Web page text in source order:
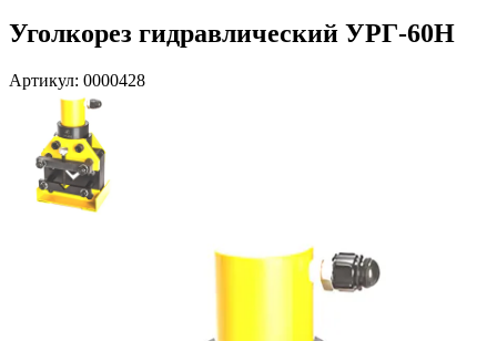
Уголкорез гидравлический УРГ-60Н
Артикул: 0000428